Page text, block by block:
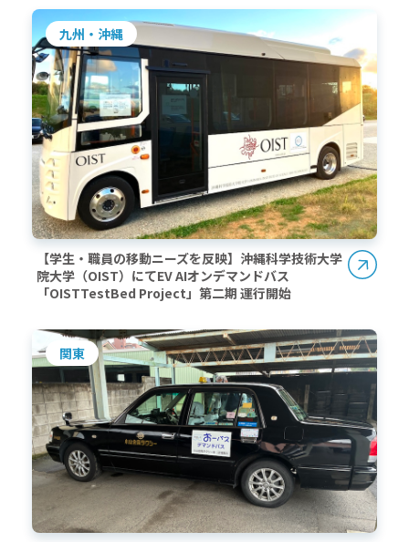
九州・沖縄
【学生・職員の移動ニーズを反映】沖縄科学技術大学
院大学（OIST）にてEV AIオンデマンドバス
「OISTTestBed Project」第二期 運行開始
関東